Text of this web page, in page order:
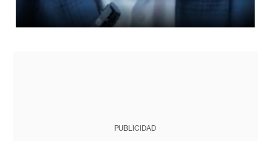
PUBLICIDAD